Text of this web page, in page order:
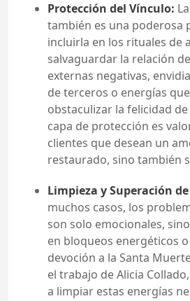
Protección del Vínculo:
también es una poderosa
incluirla en los rituales de
salvaguardar la relación
externas negativas,
de terceros o energías
obstaculizar la felicidad de
capa de protección es
clientes que desean un
restaurado, sino también
Limpieza y Superación
muchos casos, los
son solo emocionales,
en bloqueos energéticos o
devoción a la Santa
el trabajo de Alicia
a limpiar estas energías